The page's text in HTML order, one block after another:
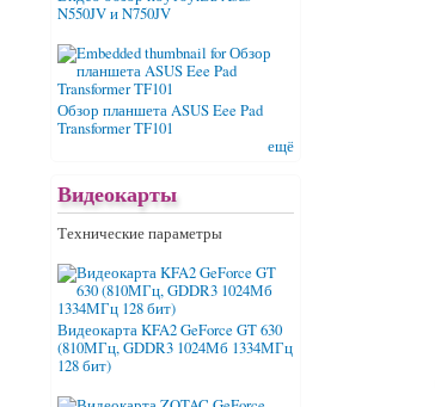
N550JV и N750JV
Обзор планшета ASUS Eee Pad
Transformer TF101
ещё
Видеокарты
Технические параметры
Видеокарта KFA2 GeForce GT 630
(810МГц, GDDR3 1024Мб 1334МГц
128 бит)